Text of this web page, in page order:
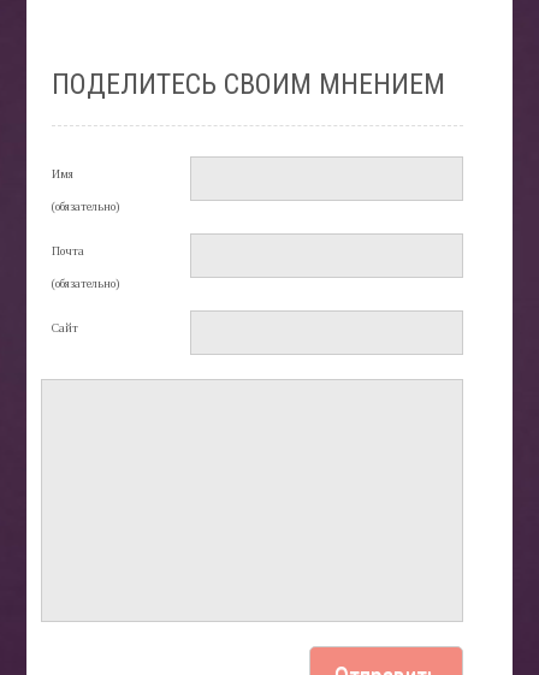
ПОДЕЛИТЕСЬ СВОИМ МНЕНИЕМ
Имя
(обязательно)
Почта
(обязательно)
Сайт